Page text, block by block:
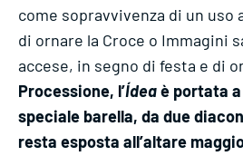
come sopravvivenza di un
di ornare la Croce o Immagini
accese, in segno di festa e di
Processione, l’Ídeaè portata
speciale barella, da due
resta esposta all’altare